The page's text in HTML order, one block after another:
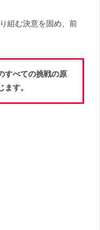
組む決意を固め、前
すべての挑戦の原
ます。